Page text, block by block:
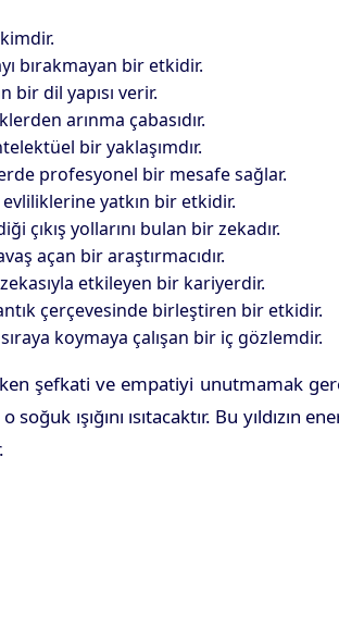
bırakmayan bir etkidir.
dil yapısı verir.
arınma çabasıdır.
bir yaklaşımdır.
profesyonel bir mesafe sağlar.
yatkın bir etkidir.
çıkış yollarını bulan bir zekadır.
açan bir araştırmacıdır.
etkileyen bir kariyerdir.
çerçevesinde birleştiren bir etkidir.
koymaya çalışan bir iç gözlemdir.
şefkati ve empatiyi unutmamak
ışığını ısıtacaktır. Bu yıldızın